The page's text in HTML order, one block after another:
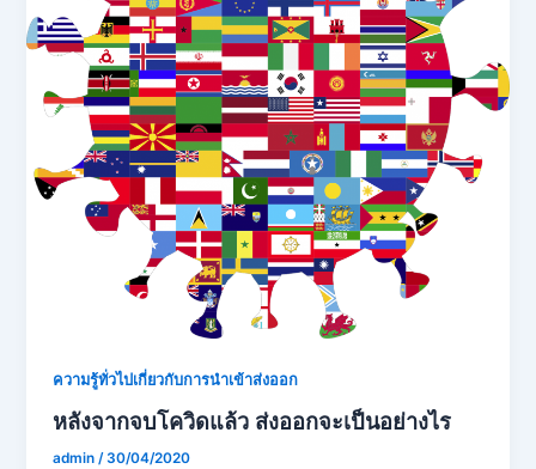
ความรู้ทั่วไปเกี่ยวกับการนำเข้าส่งออก
หลังจากจบโควิดแล้ว ส่งออกจะเป็นอย่างไร
admin/30/04/2020